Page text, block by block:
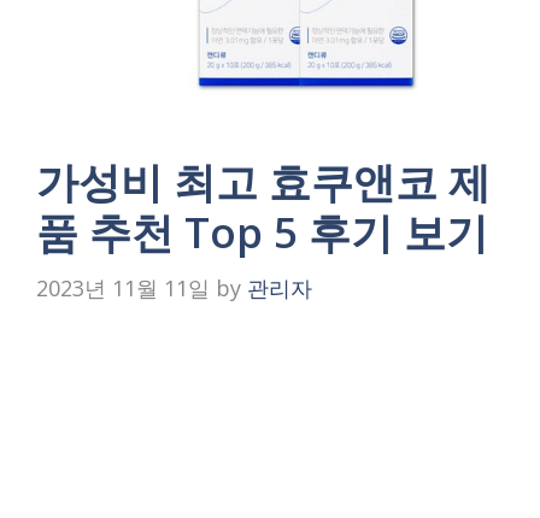
가성비 최고 효쿠앤코 제
품 추천 Top 5 후기 보기
2023년 11월 11일 by 관리자